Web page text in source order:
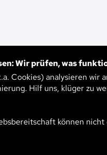
Wir prüfen, was
Cookies) analysieren wir
Hilf uns, klüger zu
können